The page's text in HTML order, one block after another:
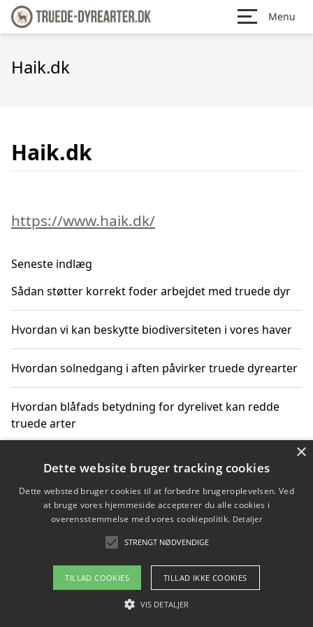
Menu
Haik.dk
Haik.dk
https://www.haik.dk/
Seneste indlæg
Sådan støtter korrekt foder arbejdet med truede dyr
Hvordan vi kan beskytte biodiversiteten i vores haver
Hvordan solnedgang i aften påvirker truede dyrearter
Hvordan blåfads betydning for dyrelivet kan redde
truede arter
Hvordan kan gaver til unge voksne støtte bevarelsen
Copyright 2026 - Pilanto Aps
Om / kontakt
Blog Betingelser
×
Dette website bruger tracking cookies
Dette websted bruger cookies til at forbedre brugeroplevelsen. Ved
at bruge vores hjemmeside accepterer du alle cookies i
overensstemmelse med vores cookiepolitik. Detaljer
STRENGT NØDVENDIGE
TILLAD COOKIES TILLAD IKKE COOKIES
VIS DETALJER